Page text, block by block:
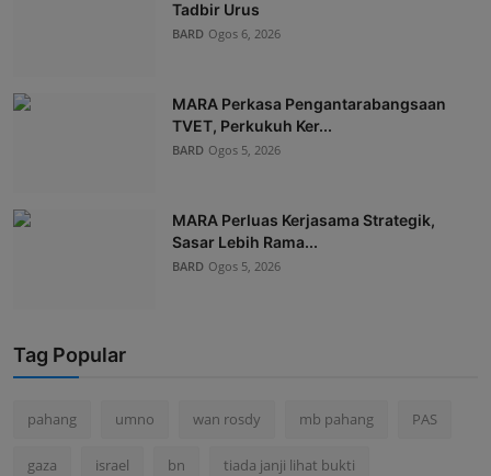
Tadbir Urus
BARD Ogos 6, 2026
MARA Perkasa Pengantarabangsaan
TVET, Perkukuh Ker...
BARD Ogos 5, 2026
MARA Perluas Kerjasama Strategik,
Sasar Lebih Rama...
BARD Ogos 5, 2026
Tag Popular
pahang umno wan rosdy mb pahang PAS
gaza israel bn tiada janji lihat bukti